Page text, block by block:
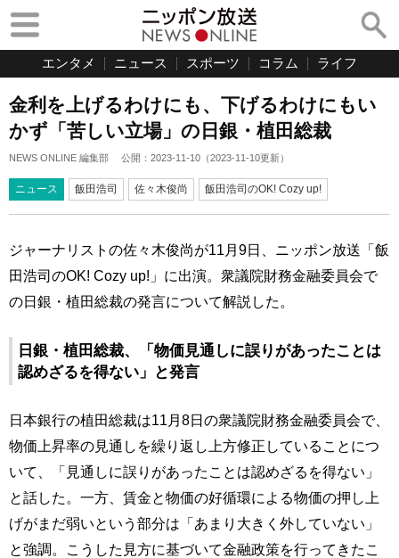
エンタメ ニュース スポーツ コラム ライフ
金利を上げるわけにも、下げるわけにもい
かず「苦しい立場」の日銀・植田総裁
NEWS ONLINE 編集部 公開： 2023-11-10 （2023-11-10更新）
ニュース 飯田浩司 佐々木俊尚 飯田浩司のOK! Cozy up!
ジャーナリストの佐々木俊尚が11月9日、ニッポン放送「飯
田浩司のOK! Cozy up!」に出演。衆議院財務金融委員会で
の日銀・植田総裁の発言について解説した。
日銀・植田総裁、「物価見通しに誤りがあったことは
認めざるを得ない」と発言
日本銀行の植田総裁は11月8日の衆議院財務金融委員会で、
物価上昇率の見通しを繰り返し上方修正していることにつ
いて、「見通しに誤りがあったことは認めざるを得ない」
と話した。一方、賃金と物価の好循環による物価の押し上
げがまだ弱いという部分は「あまり大きく外していない」
と強調。こうした見方に基づいて金融政策を行ってきたこ